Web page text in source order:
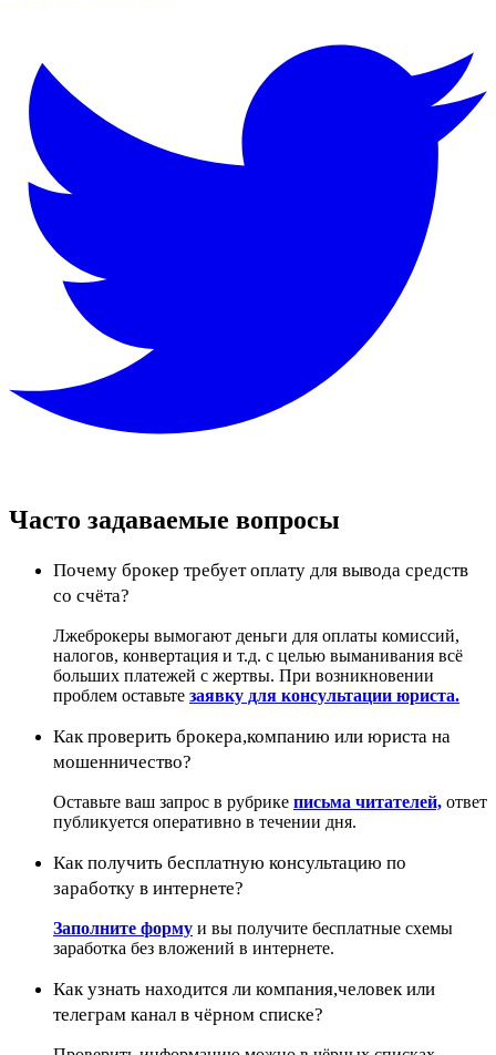
Часто задаваемые вопросы
Почему брокер требует оплату для вывода средств
со счёта?
Лжеброкеры вымогают деньги для оплаты комиссий,
налогов, конвертация и т.д. с целью выманивания всё
больших платежей с жертвы. При возникновении
проблем оставьте заявку для консультации юриста.
Как проверить брокера,компанию или юриста на
мошенничество?
Оставьте ваш запрос в рубрике письма читателей, ответ
публикуется оперативно в течении дня.
Как получить бесплатную консультацию по
заработку в интернете?
Заполните форму и вы получите бесплатные схемы
заработка без вложений в интернете.
Как узнать находится ли компания,человек или
телеграм канал в чёрном списке?